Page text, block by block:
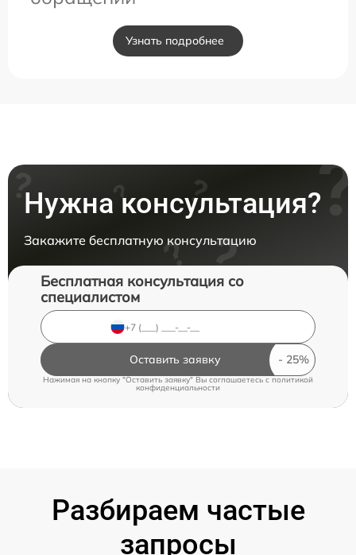
Узнать подробнее
Нужна консультация?
Закажите бесплатную консультацию
Бесплатная консультация со
специалистом
Оставить заявку
Нажимая на кнопку "Оставить заявку" Вы соглашаетесь c политикой
конфиденциальности
Разбираем частые
запросы